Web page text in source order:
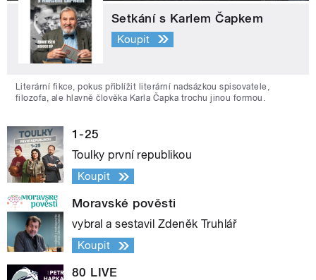
Setkání s Karlem Čapkem
Koupit
Literární fikce, pokus přiblížit literární nadsázkou spisovatele,
filozofa, ale hlavně člověka Karla Čapka trochu jinou formou.
1-25
Toulky první republikou
Koupit
Moravské pověsti
vybral a sestavil Zdeněk Truhlář
Koupit
80 LIVE